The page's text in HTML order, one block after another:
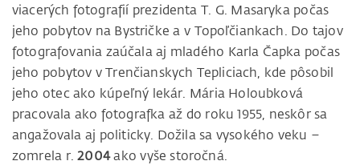
viacerých fotografií prezidenta T. G. Masaryka počas
jeho pobytov na Bystričke a v Topoľčiankach. Do tajov
fotografovania zaúčala aj mladého Karla Čapka počas
jeho pobytov v Trenčianskych Tepliciach, kde pôsobil
jeho otec ako kúpeľný lekár. Mária Holoubková
pracovala ako fotografka až do roku 1955, neskôr sa
angažovala aj politicky. Dožila sa vysokého veku –
zomrela r.2004ako vyše storočná.